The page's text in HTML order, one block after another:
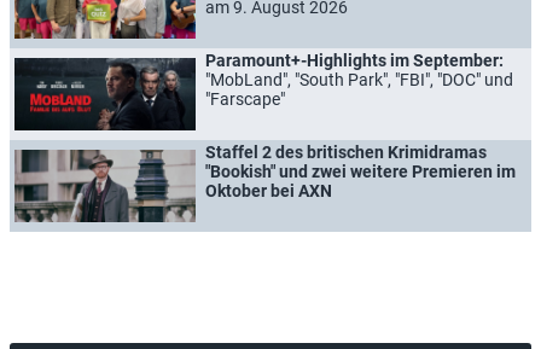
am 9. August 2026
Paramount+-Highlights im September:
"MobLand", "South Park", "FBI", "DOC" und
"Farscape"
Staffel 2 des britischen Krimidramas
"Bookish" und zwei weitere Premieren im
Oktober bei AXN